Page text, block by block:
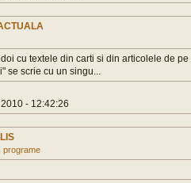
cu textele din carti si din articolele de
se scrie cu un singu...
- 12:42:26
programe